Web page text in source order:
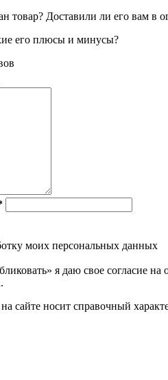
товар? Доставили ли его вам в
его плюсы и минусы?
моих персональных данных
я даю свое согласие на
сайте носит справочный